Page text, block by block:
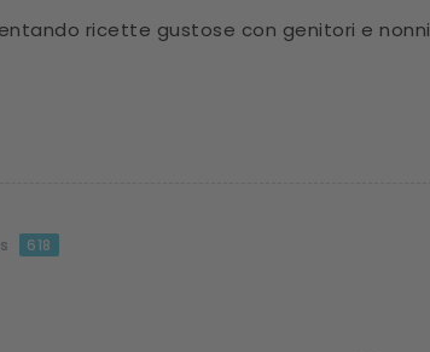
ricette gustose con genitori e nonni
618